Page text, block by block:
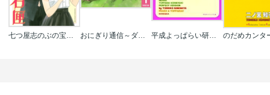
七つ屋志のぶの宝石匣 おにぎり通信～ダメママ日記～ 平成よっぱらい研究所 完全版 のだめカンタ